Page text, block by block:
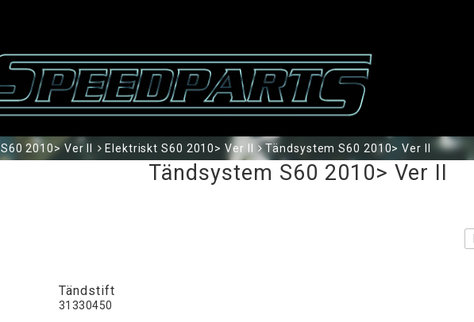
S60 2010> Ver II Elektriskt S60 2010> Ver II Tändsystem S60 2010> Ver II
Tändsystem S60 2010> Ver II
Tändstift
31330450